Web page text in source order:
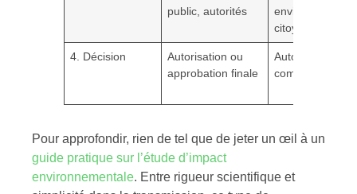
public, autorités
citoyens
4. Décision
Autorisation ou
approbation finale
Autorités
compétentes
Pour approfondir, rien de tel que de jeter un œil à un
guide pratique sur l’étude d’impact
environnementale. Entre rigueur scientifique et